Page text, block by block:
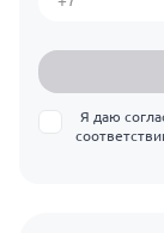
Я даю